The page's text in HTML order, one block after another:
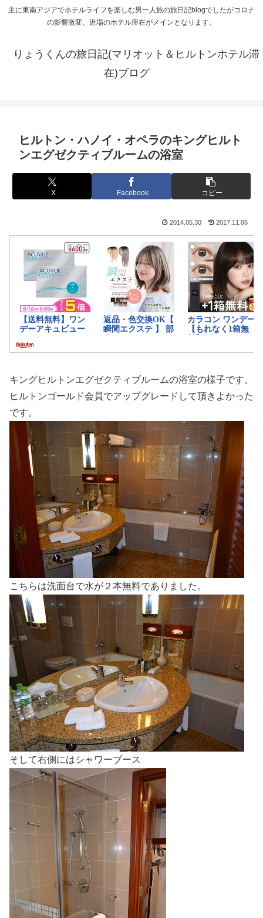
主に東南アジアでホテルライフを楽しむ男一人旅の旅日記blogでしたがコロナ
の影響激変。近場のホテル滞在がメインとなります。
りょうくんの旅日記(マリオット＆ヒルトンホテル滞
在)ブログ
ヒルトン・ハノイ・オペラのキングヒルト
ンエグゼクティブルームの浴室
X Facebook コピー
2014.05.30 2017.11.06
キングヒルトンエグゼクティブルームの浴室の様子です。
ヒルトンゴールド会員でアップグレードして頂きよかった
です。
こちらは洗面台で水が２本無料でありました。
そして右側にはシャワーブース